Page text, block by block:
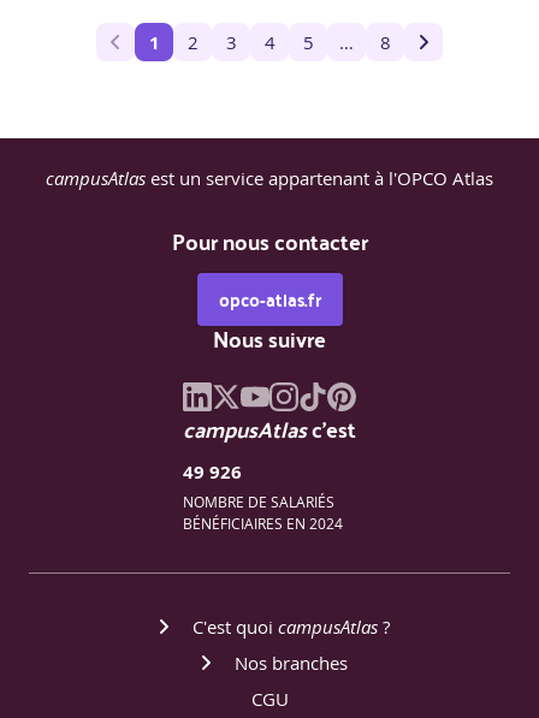
1 2 3 4 5 … 8
campusAtlas est un service appartenant à l'OPCO Atlas
Pour nous contacter
opco-atlas.fr
Nous suivre
campusAtlasc'est
49 926
NOMBRE DE SALARIÉS
BÉNÉFICIAIRES EN 2024
C'est quoi campusAtlas ?
Nos branches
CGU